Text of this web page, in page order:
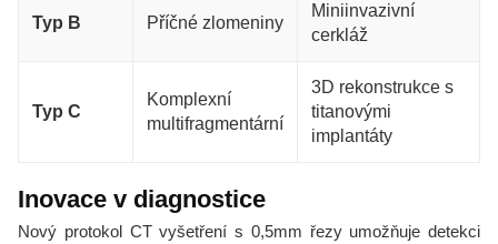
Typ B Příčné zlomeniny
Miniinvazivní
cerkláž
Typ C
Komplexní
multifragmentární
3D rekonstrukce s
titanovými
implantáty
Inovace v diagnostice
Nový protokol CT vyšetření s 0,5mm řezy umožňuje detekci